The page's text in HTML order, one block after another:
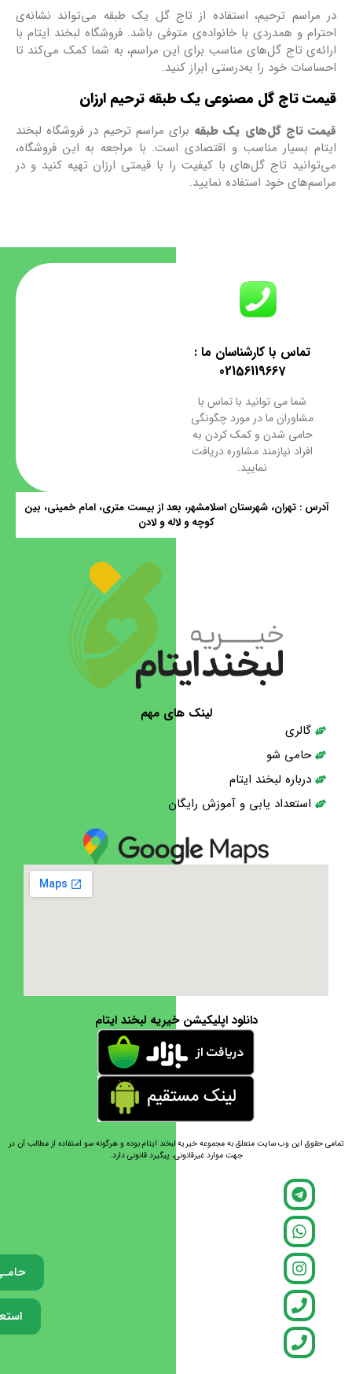
ترحیم، استفاده از تاج گل یک طبقه می‌تواند نشانه‌ی
و همدردی با خانواده‌ی متوفی باشد. فروشگاه لبخند ایتام با
تاج گل‌های مناسب برای این مراسم، به شما کمک می‌کند تا
خود را به‌درستی ابراز کنید.
تاج گل مصنوعی یک طبقه ترحیم ارزان
تاج گل‌های یک طبقهبرای مراسم ترحیم در فروشگاه لبخند
بسیار مناسب و اقتصادی است. با مراجعه به این فروشگاه،
تاج گل‌های با کیفیت را با قیمتی ارزان تهیه کنید و در
خود استفاده نمایید.
تماس با کارشناسان ما :
02156119667
شما می توانید با تماس با
مشاوران ما در مورد چگونگی
حامی شدن و کمک کردن به
افراد نیازمند مشاوره دریافت
: تهران، شهرستان اسلامشهر، بعد از بیست متری، امام خمینی، بین
کوچه و لاله و لادن
لینک های مهم
گالری
حامی شو
درباره لبخند ایتام
استعداد یابی و آموزش رایگان
دانلود اپلیکیشن خیریه لبخند ایتام
این وب سایت متعلق به مجموعه خیریه لبخند ایتام بوده و هرگونه سو استفاده از مطالب آن در
جهت موارد غیرقانونی، پیگیرد قانونی دارد.
حامـی